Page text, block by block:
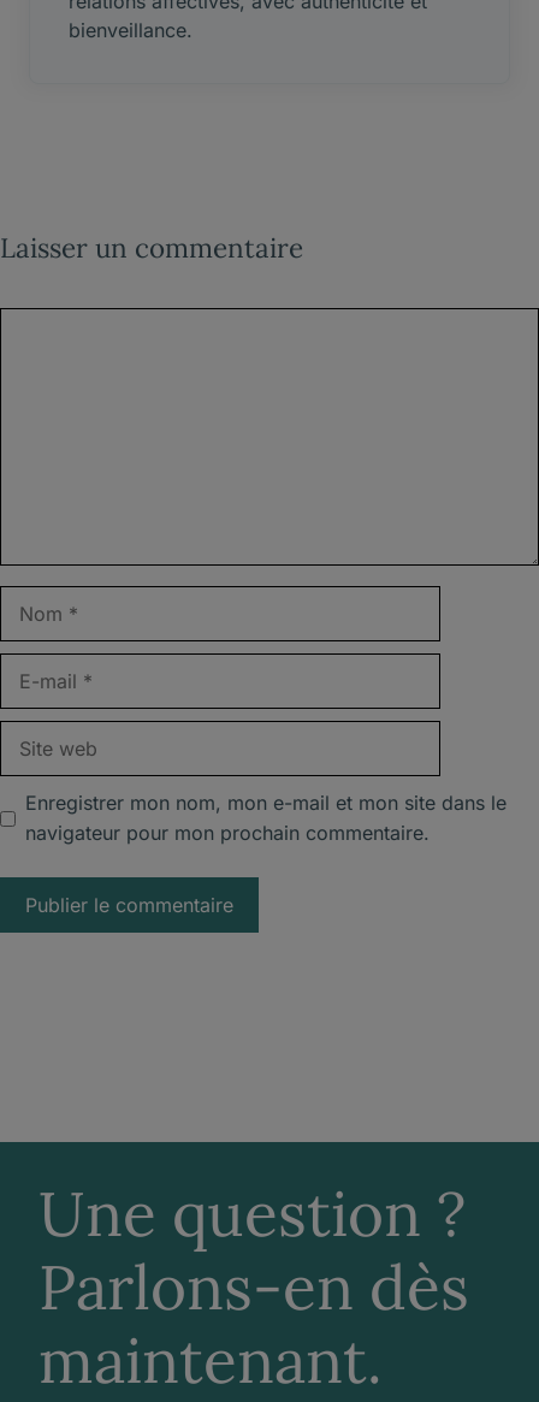
bienveillance.
Laisser un commentaire
Enregistrer mon nom, mon e-mail et mon site dans le
navigateur pour mon prochain commentaire.
Une question ?
Parlons-en dès
maintenant.